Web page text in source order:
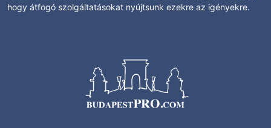
hogy átfogó szolgáltatásokat nyújtsunk ezekre az igényekre.